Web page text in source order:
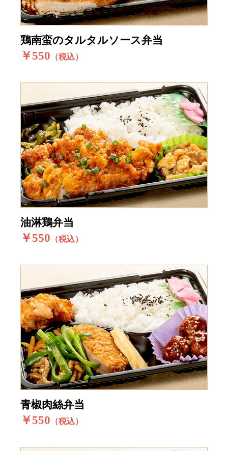
鶏南蛮のタルタルソース弁当
￥550 （税込）
油淋鶏弁当
￥550 （税込）
青椒肉絲弁当
￥550 （税込）